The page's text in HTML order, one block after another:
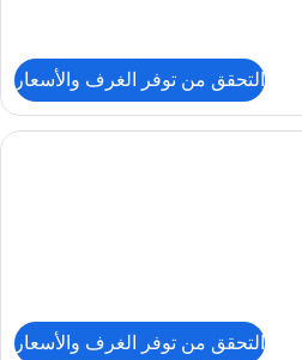
التحقق من توفر الغرف والأسعار
التحقق من توفر الغرف والأسعار